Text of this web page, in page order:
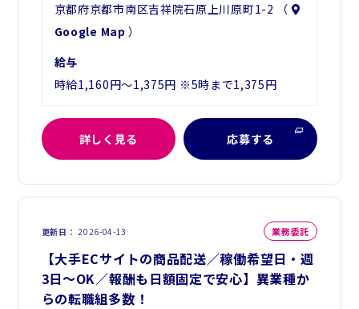
京都府京都市南区吉祥院石原上川原町1-2 （
Google Map ）
給与
時給1,160円～1,375円 ※5時まで1,375円
詳しく見る 応募する
更新日 2026-04-13 業務委託
【大手ECサイトの商品配送／稼働希望日・週
3日～OK／報酬も日額固定で安心】異業種か
らの転職組多数！